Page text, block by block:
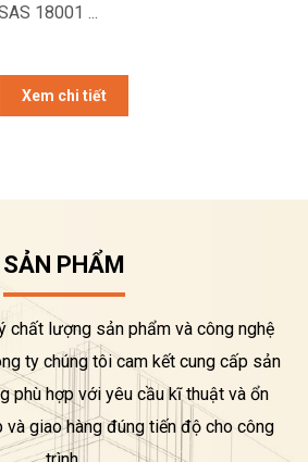
18001 ...
Xem chi tiết
SẢN PHẨM
chất lượng sản phẩm và công nghệ
ty chúng tôi cam kết cung cấp sản
phù hợp với yêu cầu kĩ thuật và ổn
và giao hàng đúng tiến độ cho công